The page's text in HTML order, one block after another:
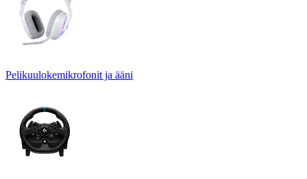
Pelikuulokemikrofonit ja ääni